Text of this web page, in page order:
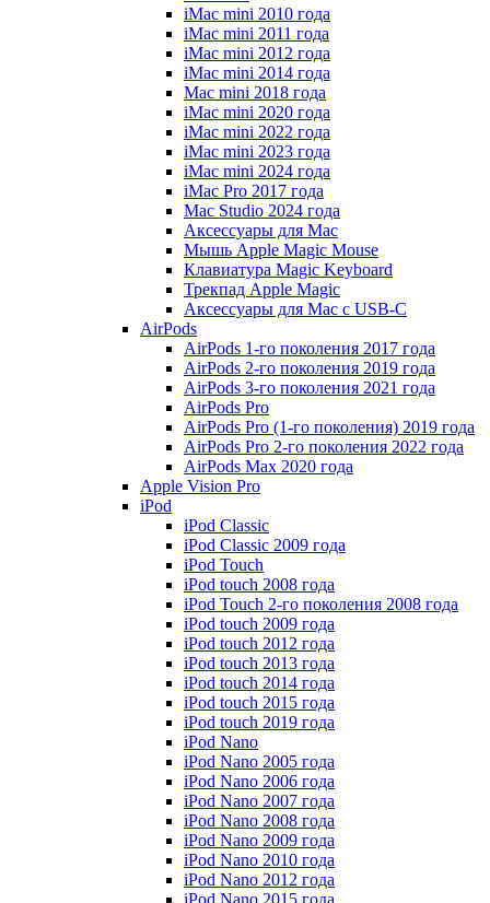
iMac mini 2010 года
iMac mini 2011 года
iMac mini 2012 года
iMac mini 2014 года
Mac mini 2018 года
iMac mini 2020 года
iMac mini 2022 года
iMac mini 2023 года
iMac mini 2024 года
iMac Pro 2017 года
Mac Studio 2024 года
Аксессуары для Mac
Мышь Apple Magic Mouse
Клавиатура Magic Keyboard
Трекпад Apple Magic
Аксессуары для Mac с USB-C
AirPods
AirPods 1-го поколения 2017 года
AirPods 2-го поколения 2019 года
AirPods 3-го поколения 2021 года
AirPods Pro
AirPods Pro (1-го поколения) 2019 года
AirPods Pro 2-го поколения 2022 года
AirPods Max 2020 года
Apple Vision Pro
iPod
iPod Classic
iPod Classic 2009 года
iPod Touch
iPod touch 2008 года
iPod Touch 2-го поколения 2008 года
iPod touch 2009 года
iPod touch 2012 года
iPod touch 2013 года
iPod touch 2014 года
iPod touch 2015 года
iPod touch 2019 года
iPod Nano
iPod Nano 2005 года
iPod Nano 2006 года
iPod Nano 2007 года
iPod Nano 2008 года
iPod Nano 2009 года
iPod Nano 2010 года
iPod Nano 2012 года
iPod Nano 2015 года